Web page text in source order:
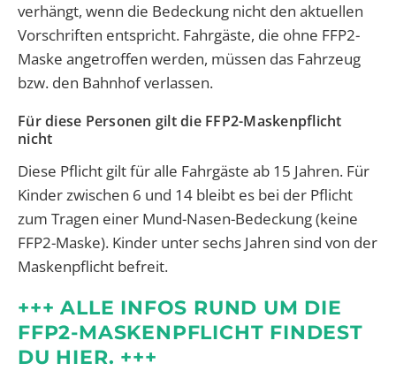
verhängt, wenn die Bedeckung nicht den aktuellen
Vorschriften entspricht. Fahrgäste, die ohne FFP2-
Maske angetroffen werden, müssen das Fahrzeug
bzw. den Bahnhof verlassen.
Für diese Personen gilt die FFP2-Maskenpflicht
nicht
Diese Pflicht gilt für alle Fahrgäste ab 15 Jahren. Für
Kinder zwischen 6 und 14 bleibt es bei der Pflicht
zum Tragen einer Mund-Nasen-Bedeckung (keine
FFP2-Maske). Kinder unter sechs Jahren sind von der
Maskenpflicht befreit.
+++ ALLE INFOS RUND UM DIE
FFP2-MASKENPFLICHT FINDEST
DU HIER. +++